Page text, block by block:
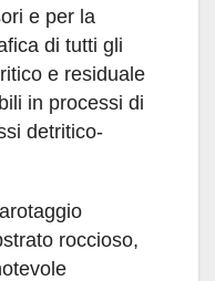
e per la
di tutti gli
e residuale
in processi di
detritico-
roccioso,